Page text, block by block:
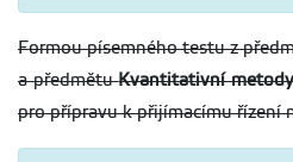
Formou písemného testu z
a předmětuKvantitativní
pro přípravu k přijímacímu řízení